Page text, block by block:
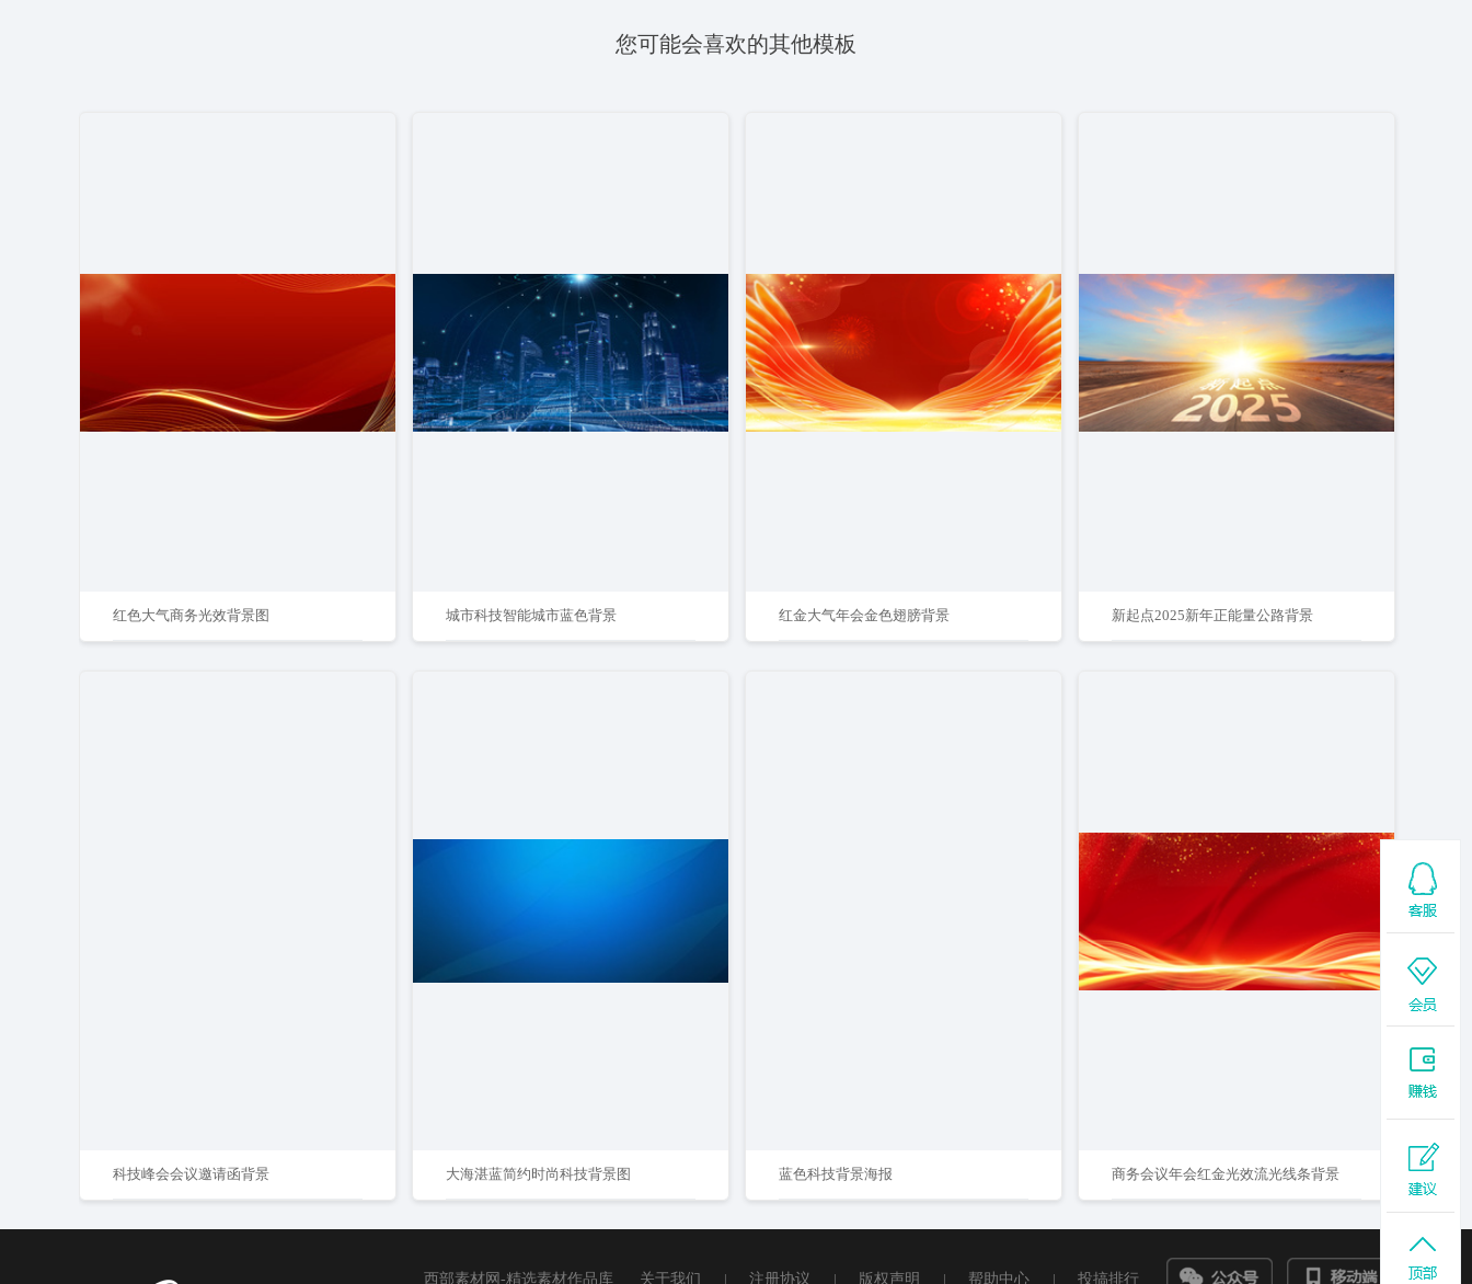
您可能会喜欢的其他模板
红色大气商务光效背景图 城市科技智能城市蓝色背景 红金大气年会金色翅膀背景 新起点2025新年正能量公路背景
科技峰会会议邀请函背景 大海湛蓝简约时尚科技背景图 蓝色科技背景海报 商务会议年会红金光效流光线条背景
西部素材网-精选素材作品库 关于我们 | 注册协议 | 版权声明 | 帮助中心 | 投搞排行